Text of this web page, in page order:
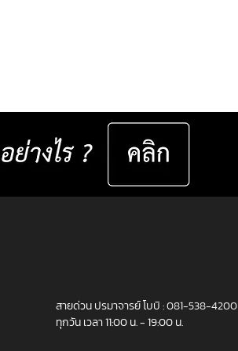
งเห็นที่ชัด ไม่ได้เกิดจาก
สายด่วน ปรมาจารย์ โบบิ :081-538-4200
ทุกวัน เวลา 11:00 น. - 19:00 น.